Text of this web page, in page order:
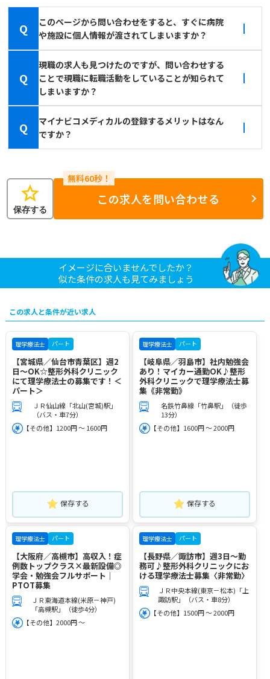
Q
このページから問い合わせをすると、すぐに病院
や施設に個人情報が渡されてしまいますか？
Q
現職の求人も見つけたのですが、問い合わせする
ことで現職に転職活動をしていることが知られて
しまいますか？
Q
マイナビコメディカルの登録するメリットはなん
ですか？
star
保存する
この求人を問い合わせる
イメージに合いませんでしたか？
似た条件の求人も見てみましょう
この求人と条件が近い求人
理学療法士 パート
【宮城県／仙台市青葉区】週2
日～OK☆整形外科クリニック
にて理学療法士の募集です！＜
パート＞
ＪＲ仙山線「北山(宮城)駅」
（バス・車7分）
【その他】1200円 ～ 1600円
保存する
理学療法士 パート
【岐阜県／羽島市】社内勉強会
あり！マイカー通勤OK♪整形
外科クリニックで理学療法士募
集《非常勤》
名鉄竹鼻線「竹鼻駅」（徒歩
13分）
【その他】1600円 ～ 2000円
保存する
理学療法士 パート
【大阪府／高槻市】高収入！症
例数トップクラス×最新設備◎
学会・勉強会フルサポート｜
PTOT募集
ＪＲ東海道本線(米原－神戸)
「高槻駅」（徒歩4分）
【その他】2000円 ～
理学療法士 パート
【長野県／諏訪市】週3日～勤
務可♪整形外科クリニックにお
ける理学療法士募集〈非常勤〉
ＪＲ中央本線(東京－松本)「上
諏訪駅」（バス・車8分）
【その他】1500円 ～ 2000円